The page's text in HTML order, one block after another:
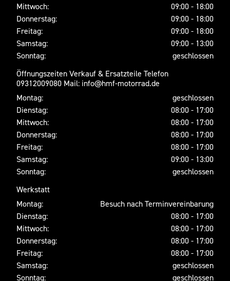
Mittwoch:
09:00 - 18:00
Donnerstag:
09:00 - 18:00
Freitag:
09:00 - 18:00
Samstag:
09:00 - 13:00
Sonntag:
geschlossen
Öffnungszeiten Verkauf & Ersatzteile Telefon
09312009080 Mail: info@hmf-motorrad.de
Montag:
geschlossen
Dienstag:
08:00 - 17:00
Mittwoch:
08:00 - 17:00
Donnerstag:
08:00 - 17:00
Freitag:
08:00 - 17:00
Samstag:
09:00 - 13:00
Sonntag:
geschlossen
Werkstatt
Montag:
Besuch nach Terminvereinbarung
Dienstag:
08:00 - 17:00
Mittwoch:
08:00 - 17:00
Donnerstag:
08:00 - 17:00
Freitag:
08:00 - 17:00
Samstag:
geschlossen
Sonntag:
geschlossen